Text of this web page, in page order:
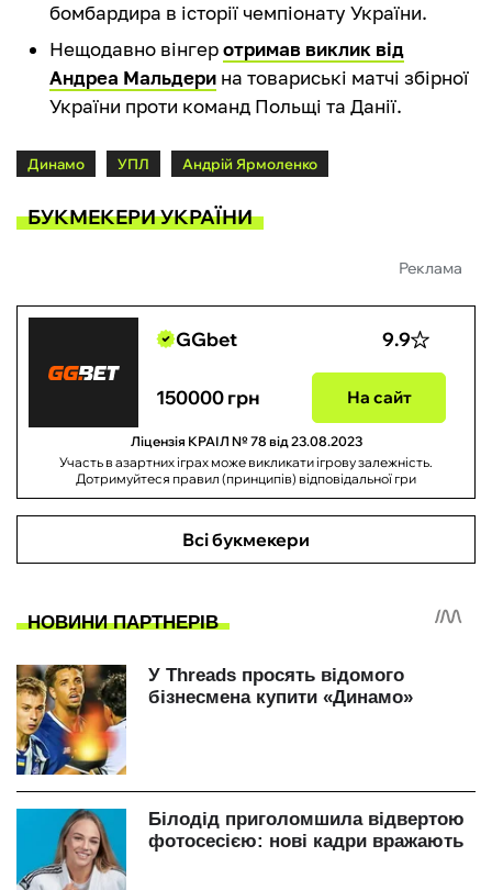
бомбардира в історії чемпіонату України.
Нещодавно вінгеротримав виклик від
Андреа Мальдери на товариські матчі збірної
України проти команд Польщі та Данії.
Динамо УПЛ Андрій Ярмоленко
БУКМЕКЕРИ УКРАЇНИ
Реклама
GGbet 9.9
150000 грн На сайт
Ліцензія КРАІЛ № 78 від 23.08.2023
Участь в азартних іграх може викликати ігрову залежність.
Дотримуйтеся правил (принципів) відповідальної гри
Всі букмекери